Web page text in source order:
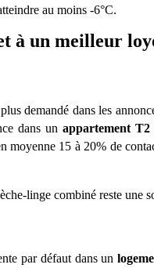
au moins -6°C.
à un meilleur
demandé dans les
dans un appartement T2
moyenne 15 à 20% de
èche-linge combiné reste une
par défaut dans un